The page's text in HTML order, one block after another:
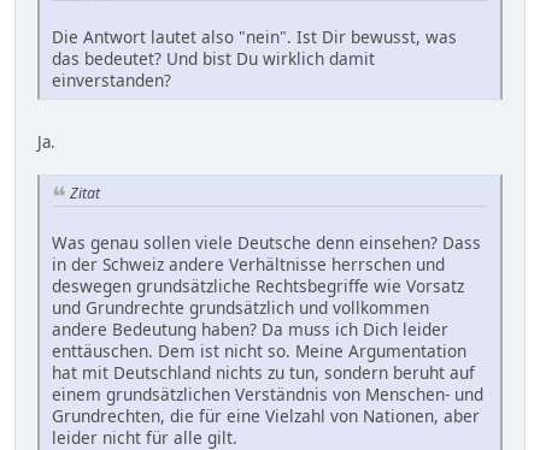
Die Antwort lautet also "nein". Ist Dir bewusst, was
das bedeutet? Und bist Du wirklich damit
einverstanden?
Ja.
Zitat
Was genau sollen viele Deutsche denn einsehen? Dass
in der Schweiz andere Verhältnisse herrschen und
deswegen grundsätzliche Rechtsbegriffe wie Vorsatz
und Grundrechte grundsätzlich und vollkommen
andere Bedeutung haben? Da muss ich Dich leider
enttäuschen. Dem ist nicht so. Meine Argumentation
hat mit Deutschland nichts zu tun, sondern beruht auf
einem grundsätzlichen Verständnis von Menschen- und
Grundrechten, die für eine Vielzahl von Nationen, aber
leider nicht für alle gilt.